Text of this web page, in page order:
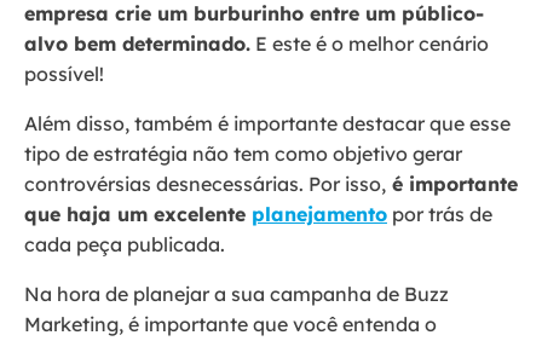
empresa crie um burburinho entre um público-
alvo bem determinado. E este é o melhor cenário
possível!
Além disso, também é importante destacar que esse
tipo de estratégia não tem como objetivo gerar
controvérsias desnecessárias. Por isso, é importante
que haja um excelente planejamento por trás de
cada peça publicada.
Na hora de planejar a sua campanha de Buzz
Marketing, é importante que você entenda o